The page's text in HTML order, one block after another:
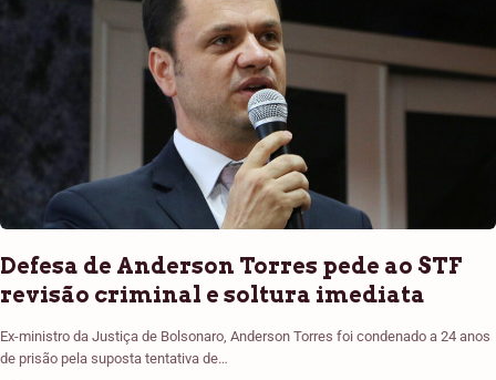
Defesa de Anderson Torres pede ao STF
revisão criminal e soltura imediata
Ex-ministro da Justiça de Bolsonaro, Anderson Torres foi condenado a 24 anos
de prisão pela suposta tentativa de…